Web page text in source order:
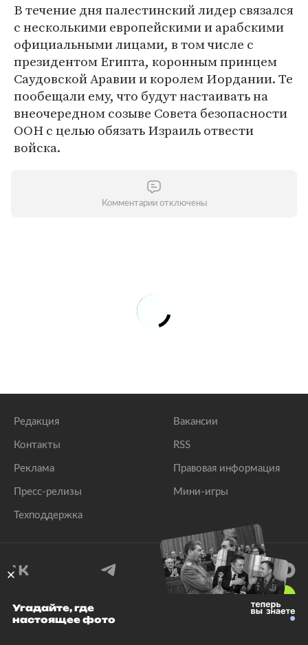
В течение дня палестинский лидер связался
с несколькими европейскими и арабскими
официальными лицами, в том числе с
президентом Египта, коронным принцем
Саудовской Аравии и королем Иордании. Те
пообещали ему, что будут настаивать на
внеочередном созыве Совета безопасности
ООН с целью обязать Израиль отвести
войска.
Комментарии отключены
Редакция
Контакты
Реклама
Пресс-релизы
Техподдержка
Вакансии
RSS
Правовая информация
Мини-игры
© 1999–2026 Все права защищены.
Угадайте, где
настоящее фото